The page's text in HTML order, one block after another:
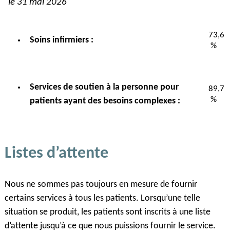
le 31 mai 2026
Soins infirmiers :
73,6
%
Services de soutien à la personne pour
patients ayant des besoins complexes :
89,7
%
Listes d’attente
Nous ne sommes pas toujours en mesure de fournir
certains services à tous les patients. Lorsqu’une telle
situation se produit, les patients sont inscrits à une liste
d’attente jusqu’à ce que nous puissions fournir le service.